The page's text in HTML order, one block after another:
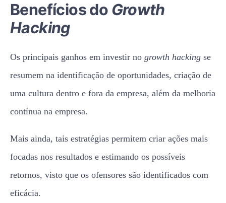
Benefícios do Growth
Hacking
Os principais ganhos em investir no growth hacking se
resumem na identificação de oportunidades, criação de
uma cultura dentro e fora da empresa, além da melhoria
contínua na empresa.
Mais ainda, tais estratégias permitem criar ações mais
focadas nos resultados e estimando os possíveis
retornos, visto que os ofensores são identificados com
eficácia.